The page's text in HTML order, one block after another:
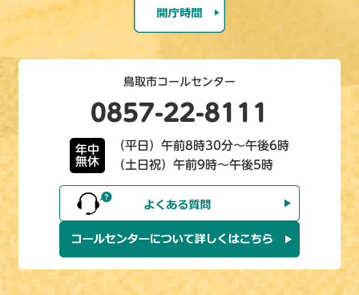
鳥取市コールセンター
0857-22-8111
年中
無休
（平日）午前8時30分～午後6時
（土日祝）午前9時～午後5時